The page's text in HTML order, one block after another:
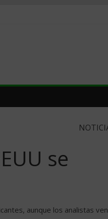
se
aunque los analistas ven